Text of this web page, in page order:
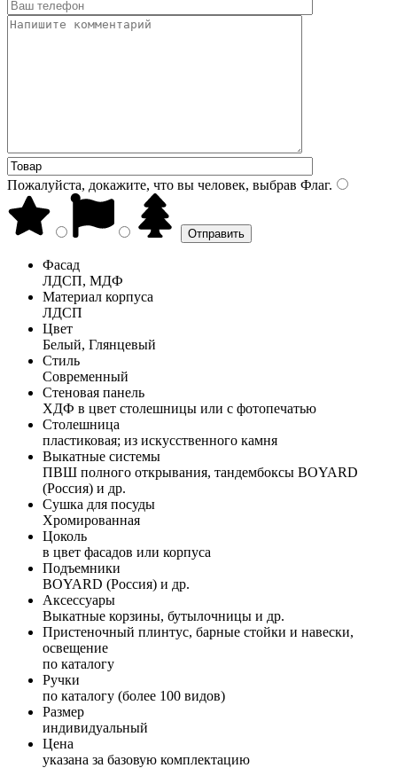
Пожалуйста, докажите, что вы человек, выбрав Флаг.
Фасад
ЛДСП, МДФ
Материал корпуса
ЛДСП
Цвет
Белый, Глянцевый
Стиль
Современный
Стеновая панель
ХДФ в цвет столешницы или с фотопечатью
Столешница
пластиковая; из искусственного камня
Выкатные системы
ПВШ полного открывания, тандембоксы BOYARD
(Россия) и др.
Сушка для посуды
Хромированная
Цоколь
в цвет фасадов или корпуса
Подъемники
BOYARD (Россия) и др.
Аксессуары
Выкатные корзины, бутылочницы и др.
Пристеночный плинтус, барные стойки и навески,
освещение
по каталогу
Ручки
по каталогу (более 100 видов)
Размер
индивидуальный
Цена
указана за базовую комплектацию